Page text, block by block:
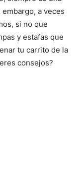
a veces
si no que
y estafas que
tu carrito de la
consejos?